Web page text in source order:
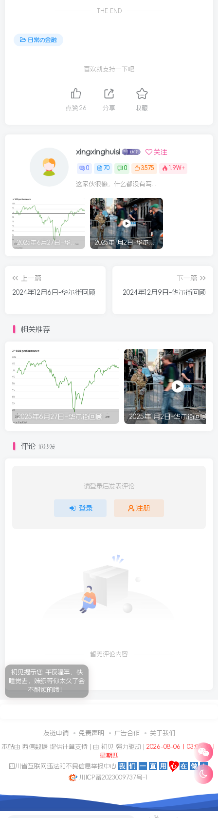
THE END
日常の金融
喜欢就支持一下吧
点赞 26 分享 收藏
xingxinghuisi 关注
0 70 0 3575 1.9W+
这家伙很懒，什么都没有写...
2025年6月27日–华尔街回顾 2025年1月2日-华尔街回顾
上一篇
2024年12月6日-华尔街回顾
下一篇
2024年12月9日-华尔街回顾
相关推荐
2025年6月27日–华尔街回顾 2025年1月2日-华尔街回顾
评论 抢沙发
请登录后发表评论
登录 注册
暂无评论内容
友链申请 免责声明 广告合作 关于我们
本站由 西信数据 提供计算支持 | 由初见 强力驱动 |2026-08-06丨03:05:31丨
星期四
四川省互联网违法和不良信息举报中心
川ICP备2023009737号-1
初见提示您 午夜骚年，快
睡觉去，妹纸等你太久了会
不耐烦的哦！